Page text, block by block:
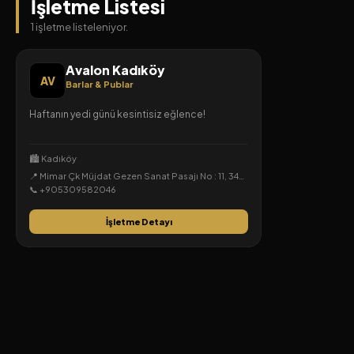
İşletme Listesi
1 işletme listeleniyor.
AV
Avalon Kadıköy
Barlar & Publar
Haftanın yedi günü kesintisiz eğlence!
🏙️ Kadıköy
📞 +905309582046
İşletme Detayı